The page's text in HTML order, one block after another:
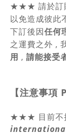
★★★ 請於訂
以免造成彼此
下訂後因任何
之運費之外 ,
用 , 請能接受
【注意事項
★★★ 目前不